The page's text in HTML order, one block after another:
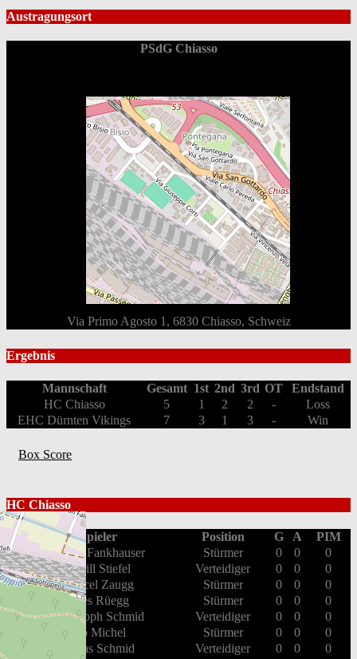
Austragungsort
PSdG Chiasso
Via Primo Agosto 1, 6830 Chiasso, Schweiz
Ergebnis
Mannschaft Gesamt 1st 2nd 3rd OT
Endstand
HC Chiasso
5 1 2 2 -
Loss
EHC Dürnten Vikings
7 3 1 3 - Win
Box Score
HC Chiasso
# Spieler Position G A
PIM
4
Lukas Fankhauser Stürmer 0 0
0
5
Cyrill Stiefel Verteidiger 0 0
0
13
Marcel Zaugg Stürmer 0 0
0
Yves Rüegg Stürmer 0 0
0
16
Christoph Schmid Verteidiger 0 0
0
Ivo Michel Stürmer 0 0
0
Lukas Schmid Verteidiger 0 0
0